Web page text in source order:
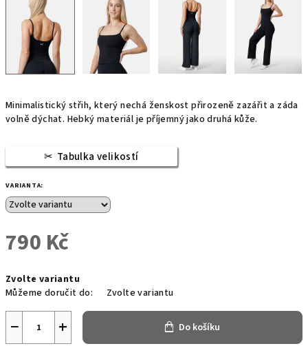
Minimalistický střih, který nechá ženskost přirozeně zazářit a záda
volně dýchat. Hebký materiál je příjemný jako druhá kůže.
Tabulka velikostí
VARIANTA:
790 Kč
cena:
Zvolte variantu
Můžeme doručit do:
Zvolte variantu
+
− Do košíku